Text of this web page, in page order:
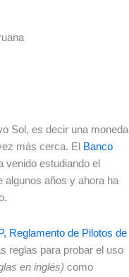
Sol, es decir una moneda
más cerca. El Banco
venido estudiando el
algunos años y ahora ha
Reglamento de Pilotos de
reglas para probar el uso
en inglés) como